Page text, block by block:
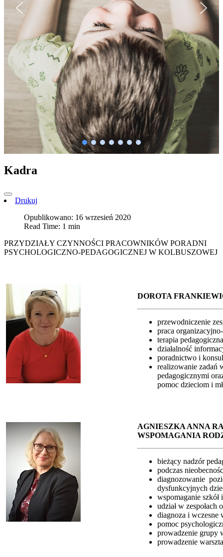
Kadra
Drukuj
Opublikowano: 16 wrzesień 2020
Read Time: 1 min
PRZYDZIAŁY CZYNNOŚCI PRACOWNIKÓW PORADNI
PSYCHOLOGICZNO-PEDAGOGICZNEJ W KOLBUSZOWEJ
DOROTA
przewodniczenie
praca
terapia
działalność
poradnictwo i
realizowanie zadań
pedagogicznymi
pomoc dzieciom i
AGNIESZKA ANNA
WSPOMAGANIA
bieżący nadzór
podczas
diagnozowanie
dysfunkcyjnych
wspomaganie szkół
udział w zespołach
diagnoza i
pomoc
prowadzenie grupy
prowadzenie